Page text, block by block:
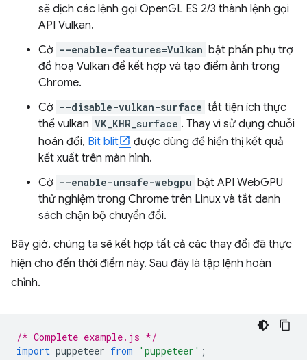
sẽ dịch các lệnh gọi OpenGL ES 2/3 thành lệnh gọi
API Vulkan.
Cờ --enable-features=Vulkan bật phần phụ trợ
đồ hoạ Vulkan để kết hợp và tạo điểm ảnh trong
Chrome.
Cờ --disable-vulkan-surface tắt tiện ích thực
thể vulkan VK_KHR_surface . Thay vì sử dụng chuỗi
hoán đổi, Bit blit
được dùng để hiển thị kết quả
kết xuất trên màn hình.
Cờ --enable-unsafe-webgpu bật API WebGPU
thử nghiệm trong Chrome trên Linux và tắt danh
sách chặn bộ chuyển đổi.
Bây giờ, chúng ta sẽ kết hợp tất cả các thay đổi đã thực
hiện cho đến thời điểm này. Sau đây là tập lệnh hoàn
chỉnh.
/* Complete example.js */
import puppeteer from 'puppeteer' ;